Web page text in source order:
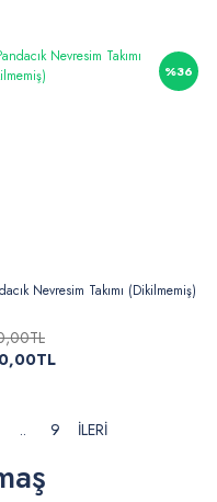
%36
Nevresim Takımı (Dikilmemiş)
.. 9